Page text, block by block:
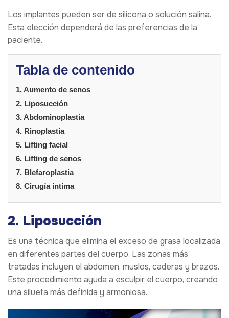
Los implantes pueden ser de silicona o solución salina.
Esta elección dependerá de las preferencias de la
paciente.
Tabla de contenido
1. Aumento de senos
2. Liposucción
3. Abdominoplastia
4. Rinoplastia
5. Lifting facial
6. Lifting de senos
7. Blefaroplastia
8. Cirugía íntima
2. Liposucción
Es una técnica que elimina el exceso de grasa localizada
en diferentes partes del cuerpo. Las zonas más
tratadas incluyen el abdomen, muslos, caderas y brazos.
Este procedimiento ayuda a esculpir el cuerpo, creando
una silueta más definida y armoniosa.